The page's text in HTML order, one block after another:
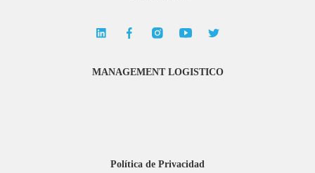
MANAGEMENT LOGISTICO
Política de Privacidad